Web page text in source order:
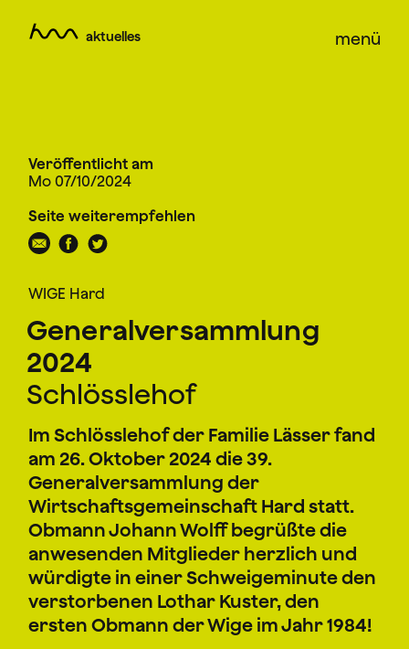
aktuelles menü
Veröffentlicht am
Mo 07/10/2024
Seite weiterempfehlen
WIGE Hard
Generalversammlung
2024
Schlösslehof
Im Schlösslehof der Familie Lässer fand
am 26. Oktober 2024 die 39.
Generalversammlung der
Wirtschaftsgemeinschaft Hard statt.
Obmann Johann Wolff begrüßte die
anwesenden Mitglieder herzlich und
würdigte in einer Schweigeminute den
verstorbenen Lothar Kuster, den
ersten Obmann der Wige im Jahr 1984!